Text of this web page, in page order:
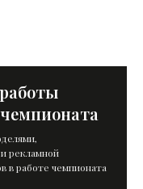
рекламной
в работе чемпионата